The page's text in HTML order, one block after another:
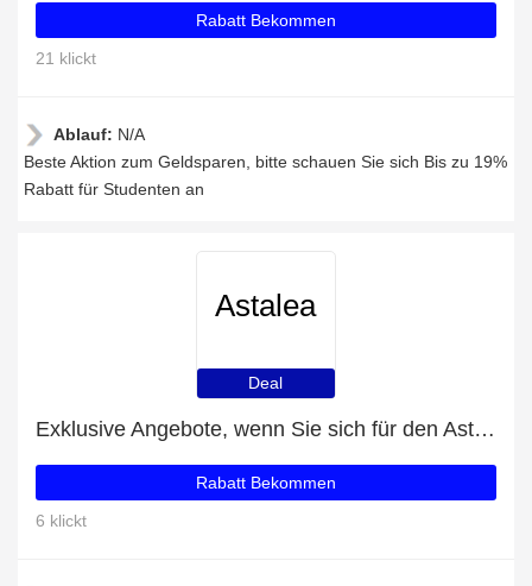
Rabatt Bekommen
21 klickt
Ablauf: N/A
Beste Aktion zum Geldsparen, bitte schauen Sie sich Bis zu 19%
Rabatt für Studenten an
Astalea
Deal
Exklusive Angebote, wenn Sie sich für den Astalea-Newsletter anmelden
Rabatt Bekommen
6 klickt